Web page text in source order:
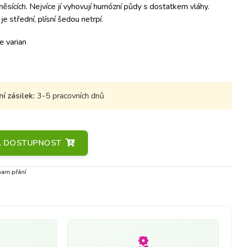
Nejvíce jí vyhovují humózní půdy s dostatkem vláhy.
střední, plísní šedou netrpí.
varian
zásilek: 3-5 pracovních dnů
DOSTUPNOST
přání